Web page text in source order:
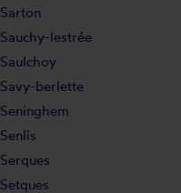
Sarton
Sauchy-lestrée
Saulchoy
Savy-berlette
Seninghem
Senlis
Serques
Setques